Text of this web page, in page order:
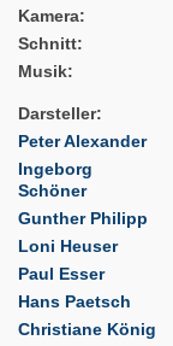
Kamera
Schnitt
Musik
Darsteller
Peter Alexander
Ingeborg
Schöner
Gunther Philipp
Loni Heuser
Paul Esser
Hans Paetsch
Christiane König